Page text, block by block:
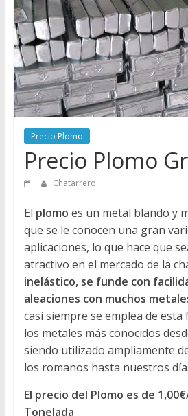
Chatarra
Directorio
de
Chatarreros
para
Chatarra
Precio Plomo
Precio Plomo
Chatarrero
El plomo es un metal blando y
que se le conocen una gran
aplicaciones, lo que hace que
atractivo en el mercado de la
inelástico, se funde con
aleaciones con muchos
casi siempre se emplea de esta
los metales más conocidos
siendo utilizado ampliamente
los romanos hasta nuestros
El precio del Plomo es de
Tonelada